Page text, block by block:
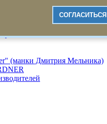
(манки Дмитрия Мельника)
СОГЛАСИТЬСЯ